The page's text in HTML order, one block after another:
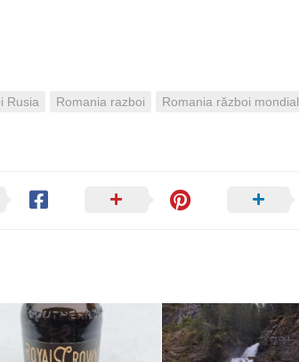
Rusia Romania razboi Romania război mondial